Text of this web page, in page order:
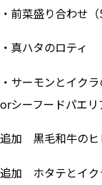
・前菜盛り合わせ（
・真ハタのロティ
・サーモンとイク
orシーフードパエリ
追加 黒毛和牛の
追加 ホタテとイ